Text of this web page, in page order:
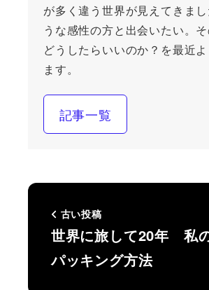
が多く違う世界が見えてきま
うな感性の方と出会いたい。
どうしたらいいのか？を最近
ます。
記事一覧
古い投稿
世界に旅して20年 私
パッキング方法